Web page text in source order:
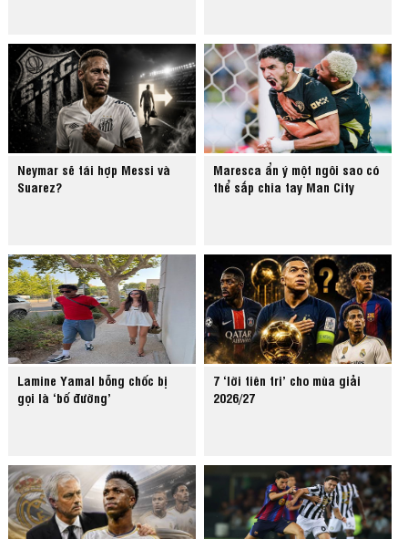
Neymar sẽ tái hợp Messi và
Suarez?
Maresca ẩn ý một ngôi sao có
thể sắp chia tay Man City
Lamine Yamal bỗng chốc bị
gọi là ‘bố đường’
7 ‘lời tiên tri’ cho mùa giải
2026/27